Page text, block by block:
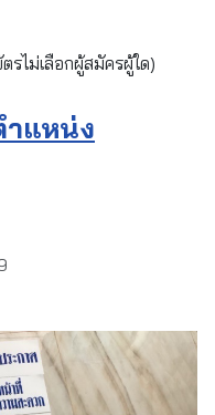
รไม่เลือกผู้สมัครผู้ใด)
แหน่ง